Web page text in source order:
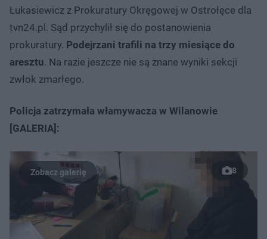
Łukasiewicz z Prokuratury Okręgowej w Ostrołęce dla
tvn24.pl. Sąd przychylił się do postanowienia
prokuratury. Podejrzani trafili na trzy miesiące do
aresztu. Na razie jeszcze nie są znane wyniki sekcji
zwłok zmarłego.
Policja zatrzymała włamywacza w Wilanowie
[GALERIA]:
8